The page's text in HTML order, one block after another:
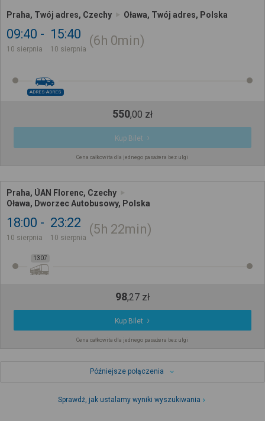
Praha, Twój adres, Czechy Oława, Twój adres, Polska
09:40
10 sierpnia
15:40
10 sierpnia
6h 0min
ADRES-ADRES
550,00 zł
Kup Bilet
Cena całkowita dla jednego pasażera bez ulgi
Praha, ÚAN Florenc, Czechy
Oława, Dworzec Autobusowy, Polska
18:00
10 sierpnia
23:22
10 sierpnia
5h 22min
1307
98,27 zł
Kup Bilet
Cena całkowita dla jednego pasażera bez ulgi
Późniejsze połączenia
Sprawdź, jak ustalamy wyniki wyszukiwania